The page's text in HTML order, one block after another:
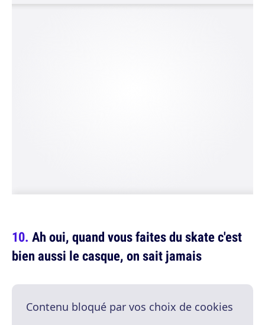
Ah oui, quand vous faites du skate c'est
bien aussi le casque, on sait jamais
Contenu bloqué par vos choix de cookies